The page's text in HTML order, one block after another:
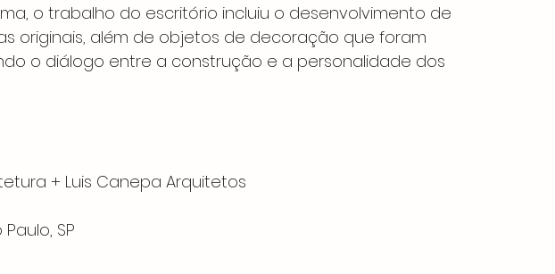
o trabalho do escritório incluiu o desenvolvimento de
originais, além de objetos de decoração que foram
o diálogo entre a construção e a personalidade dos
+ Luis Canepa Arquitetos
SP